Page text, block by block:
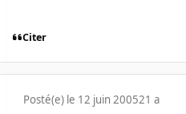
Citer
Posté(e) le 12 juin 200521 a